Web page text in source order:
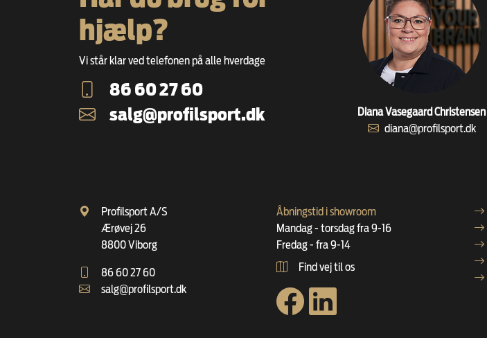
hjælp?
Vi står klar ved telefonen på alle hverdage
86 60 27 60
salg@profilsport.dk
Diana Vasegaard Christensen
diana@profilsport.dk
Profilsport A/S
Ærøvej 26
8800 Viborg
86 60 27 60
salg@profilsport.dk
Åbningstid i showroom
Mandag - torsdag fra 9-16
Fredag - fra 9-14
Find vej til os